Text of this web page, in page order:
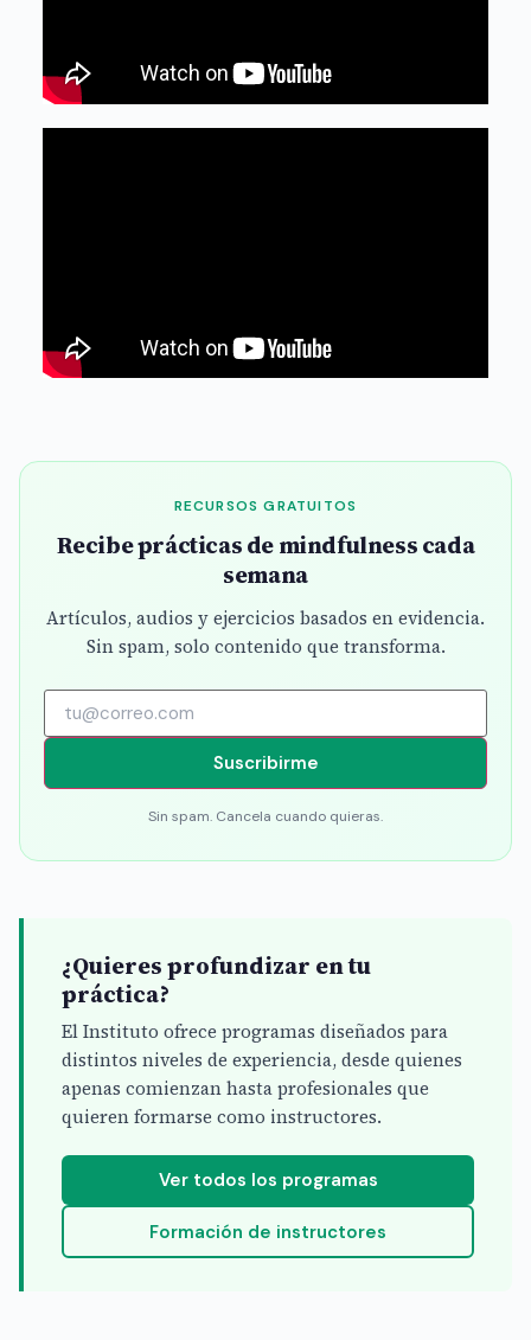
RECURSOS GRATUITOS
Recibe prácticas de mindfulness cada
semana
Artículos, audios y ejercicios basados en evidencia.
Sin spam, solo contenido que transforma.
Suscribirme
Sin spam. Cancela cuando quieras.
¿Quieres profundizar en tu
práctica?
El Instituto ofrece programas diseñados para
distintos niveles de experiencia, desde quienes
apenas comienzan hasta profesionales que
quieren formarse como instructores.
Ver todos los programas
Formación de instructores